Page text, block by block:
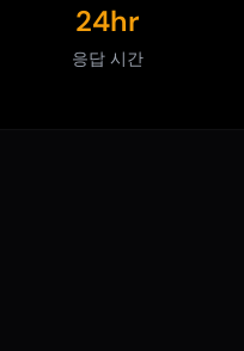
24hr
응답 시간